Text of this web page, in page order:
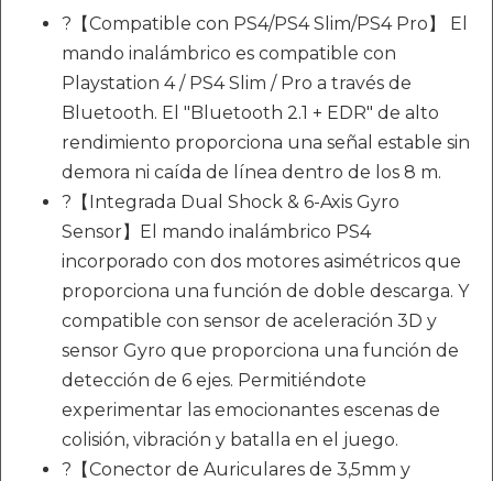
?【Compatible con PS4/PS4 Slim/PS4 Pro】 El
mando inalámbrico es compatible con
Playstation 4 / PS4 Slim / Pro a través de
Bluetooth. El "Bluetooth 2.1 + EDR" de alto
rendimiento proporciona una señal estable sin
demora ni caída de línea dentro de los 8 m.
?【Integrada Dual Shock & 6-Axis Gyro
Sensor】El mando inalámbrico PS4
incorporado con dos motores asimétricos que
proporciona una función de doble descarga. Y
compatible con sensor de aceleración 3D y
sensor Gyro que proporciona una función de
detección de 6 ejes. Permitiéndote
experimentar las emocionantes escenas de
colisión, vibración y batalla en el juego.
?【Conector de Auriculares de 3,5mm y